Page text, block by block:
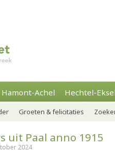
Hamont-Achel Hechtel-
Groeten & felicitaties
uit Paal anno 1915
2024